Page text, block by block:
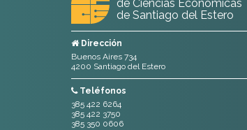
de Ciencias Económicas
de Santiago del Estero
Dirección
Buenos Aires 734
4200 Santiago del Estero
Teléfonos
385 422 6264
385 422 3750
385 350 0606